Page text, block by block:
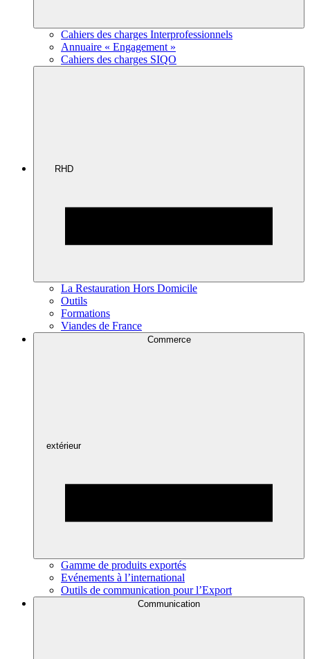
Cahiers des charges Interprofessionnels
Annuaire « Engagement »
Cahiers des charges SIQO
RHD
La Restauration Hors Domicile
Outils
Formations
Viandes de France
Commerce
extérieur
Gamme de produits exportés
Evénements à l’international
Outils de communication pour l’Export
Communication